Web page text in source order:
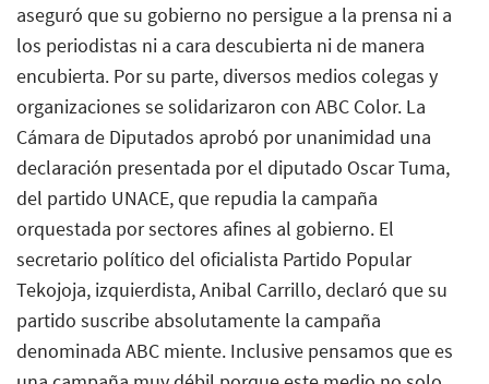
aseguró que su gobierno no persigue a la prensa ni a
los periodistas ni a cara descubierta ni de manera
encubierta. Por su parte, diversos medios colegas y
organizaciones se solidarizaron con ABC Color. La
Cámara de Diputados aprobó por unanimidad una
declaración presentada por el diputado Oscar Tuma,
del partido UNACE, que repudia la campaña
orquestada por sectores afines al gobierno. El
secretario político del oficialista Partido Popular
Tekojoja, izquierdista, Anibal Carrillo, declaró que su
partido suscribe absolutamente la campaña
denominada ABC miente. Inclusive pensamos que es